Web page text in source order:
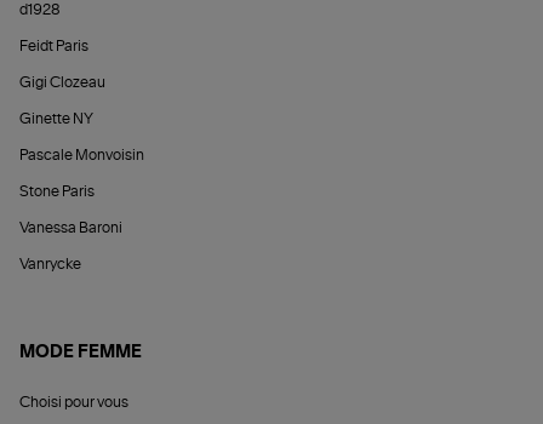
d1928
Feidt Paris
Gigi Clozeau
Ginette NY
Pascale Monvoisin
Stone Paris
Vanessa Baroni
Vanrycke
MODE FEMME
Choisi pour vous